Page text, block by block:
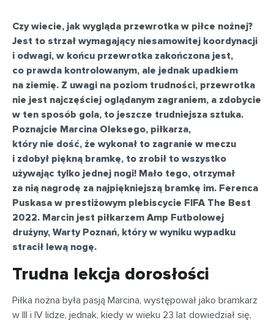
Czy wiecie, jak wygląda przewrotka w piłce nożnej?
Jest to strzał wymagający niesamowitej koordynacji
i odwagi, w końcu przewrotka zakończona jest,
co prawda kontrolowanym, ale jednak upadkiem
na ziemię. Z uwagi na poziom trudności, przewrotka
nie jest najczęściej oglądanym zagraniem, a zdobycie
w ten sposób gola, to jeszcze trudniejsza sztuka.
Poznajcie Marcina Oleksego, piłkarza,
który nie dość, że wykonał to zagranie w meczu
i zdobył piękną bramkę, to zrobił to wszystko
używając tylko jednej nogi! Mało tego, otrzymał
za nią nagrodę za najpiękniejszą bramkę im. Ferenca
Puskasa w prestiżowym plebiscycie FIFA The Best
2022. Marcin jest piłkarzem Amp Futbolowej
drużyny, Warty Poznań, który w wyniku wypadku
stracił lewą nogę.
Trudna lekcja dorosłości
Piłka nożna była pasją Marcina, występował jako bramkarz
w III i IV lidze, jednak, kiedy w wieku 23 lat dowiedział się,